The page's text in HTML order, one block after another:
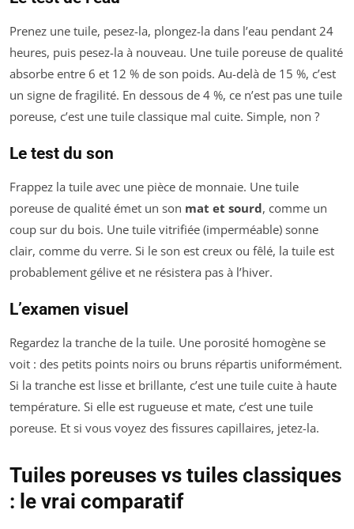
Prenez une tuile, pesez-la, plongez-la dans l’eau pendant 24
heures, puis pesez-la à nouveau. Une tuile poreuse de qualité
absorbe entre 6 et 12 % de son poids. Au-delà de 15 %, c’est
un signe de fragilité. En dessous de 4 %, ce n’est pas une tuile
poreuse, c’est une tuile classique mal cuite. Simple, non ?
Le test du son
Frappez la tuile avec une pièce de monnaie. Une tuile
poreuse de qualité émet un son mat et sourd, comme un
coup sur du bois. Une tuile vitrifiée (imperméable) sonne
clair, comme du verre. Si le son est creux ou fêlé, la tuile est
probablement gélive et ne résistera pas à l’hiver.
L’examen visuel
Regardez la tranche de la tuile. Une porosité homogène se
voit : des petits points noirs ou bruns répartis uniformément.
Si la tranche est lisse et brillante, c’est une tuile cuite à haute
température. Si elle est rugueuse et mate, c’est une tuile
poreuse. Et si vous voyez des fissures capillaires, jetez-la.
Tuiles poreuses vs tuiles classiques
: le vrai comparatif